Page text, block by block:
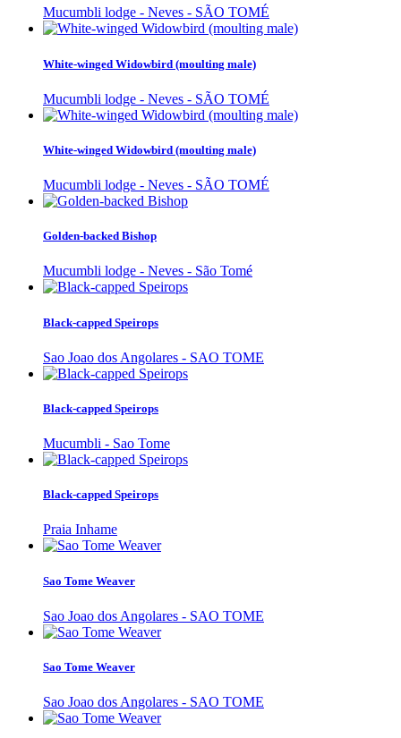
Mucumbli lodge - Neves - SÃO TOMÉ
White-winged Widowbird (moulting male)
Mucumbli lodge - Neves - SÃO TOMÉ
White-winged Widowbird (moulting male)
Mucumbli lodge - Neves - SÃO TOMÉ
Golden-backed Bishop
Mucumbli lodge - Neves - São Tomé
Black-capped Speirops
Sao Joao dos Angolares - SAO TOME
Black-capped Speirops
Mucumbli - Sao Tome
Black-capped Speirops
Praia Inhame
Sao Tome Weaver
Sao Joao dos Angolares - SAO TOME
Sao Tome Weaver
Sao Joao dos Angolares - SAO TOME